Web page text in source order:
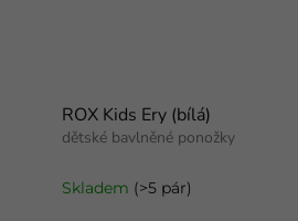
ROX Kids Ery (bílá)
dětské bavlněné ponožky
Skladem (>5 pár)